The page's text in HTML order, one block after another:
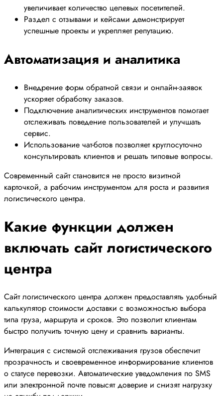
увеличивает количество целевых посетителей.
Раздел с отзывами и кейсами демонстрирует
успешные проекты и укрепляет репутацию.
Автоматизация и аналитика
Внедрение форм обратной связи и онлайн-заявок
ускоряет обработку заказов.
Подключение аналитических инструментов помогает
отслеживать поведение пользователей и улучшать
сервис.
Использование чат-ботов позволяет круглосуточно
консультировать клиентов и решать типовые вопросы.
Современный сайт становится не просто визитной
карточкой, а рабочим инструментом для роста и развития
логистического центра.
Какие функции должен
включать сайт логистического
центра
Сайт логистического центра должен предоставлять удобный
калькулятор стоимости доставки с возможностью выбора
типа груза, маршрута и сроков. Это позволит клиентам
быстро получить точную цену и сравнить варианты.
Интеграция с системой отслеживания грузов обеспечит
прозрачность и своевременное информирование клиентов
о статусе перевозки. Автоматические уведомления по SMS
или электронной почте повысят доверие и снизят нагрузку